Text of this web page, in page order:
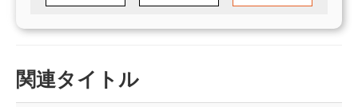
関連タイトル